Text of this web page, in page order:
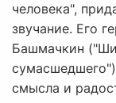
человека",
звучание. Его
Башмачкин
смысла и